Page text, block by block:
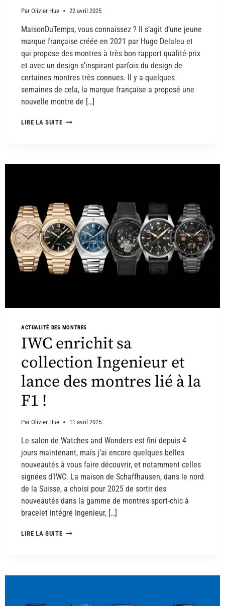
Par Olivier Hue 22 avril 2025
MaisonDuTemps, vous connaissez ? Il s’agit d’une jeune
marque française créée en 2021 par Hugo Delaleu et
qui propose des montres à très bon rapport qualité-prix
et avec un design s’inspirant parfois du design de
certaines montres très connues. Il y a quelques
semaines de cela, la marque française a proposé une
nouvelle montre de […]
LIRE LA SUITE
ACTUALITÉ DES MONTRES
IWC enrichit sa
collection Ingenieur et
lance des montres lié à la
F1 !
Par Olivier Hue 11 avril 2025
Le salon de Watches and Wonders est fini depuis 4
jours maintenant, mais j’ai encore quelques belles
nouveautés à vous faire découvrir, et notamment celles
signées d’IWC. La maison de Schaffhausen, dans le nord
de la Suisse, a choisi pour 2025 de sortir des
nouveautés dans la gamme de montres sport-chic à
bracelet intégré Ingenieur, […]
LIRE LA SUITE